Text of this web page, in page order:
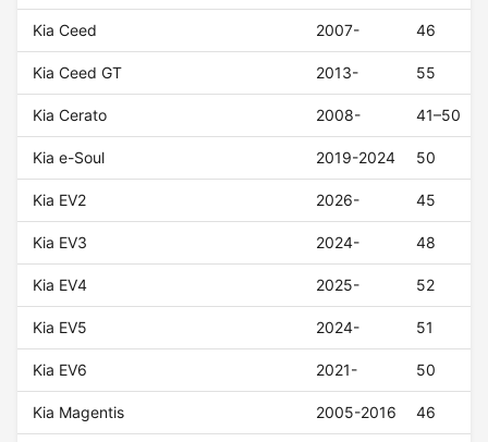
Kia Ceed 2007- 46
Kia Ceed GT 2013- 55
Kia Cerato 2008- 41–50
Kia e-Soul 2019-2024 50
Kia EV2 2026- 45
Kia EV3 2024- 48
Kia EV4 2025- 52
Kia EV5 2024- 51
Kia EV6 2021- 50
Kia Magentis 2005-2016 46